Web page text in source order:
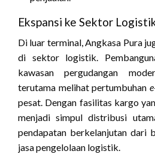
Ekspansi ke Sektor
Di luar terminal, Angkasa Pura
di sektor logistik.
kawasan pergudangan
terutama melihat pertumbuhan
pesat. Dengan fasilitas kargo
menjadi simpul distribusi
pendapatan berkelanjutan dari
jasa pengelolaan logistik.